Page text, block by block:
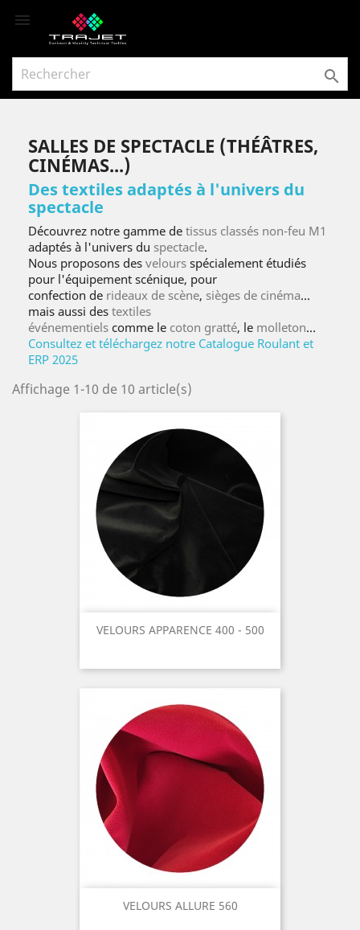


SALLES DE SPECTACLE (THÉÂTRES,
CINÉMAS...)
Des textiles adaptés à l'univers du
spectacle
Découvrez notre gamme de tissus classés non-feu M1
adaptés à l'univers du spectacle.
Nous proposons des velours spécialement étudiés
pour l'équipement scénique, pour
confection de rideaux de scène, sièges de cinéma...
mais aussi des textiles
événementiels comme le coton gratté, le molleton...
Consultez et téléchargez notre Catalogue Roulant et
ERP 2025
Affichage 1-10 de 10 article(s)
VELOURS APPARENCE 400 - 500
VELOURS ALLURE 560